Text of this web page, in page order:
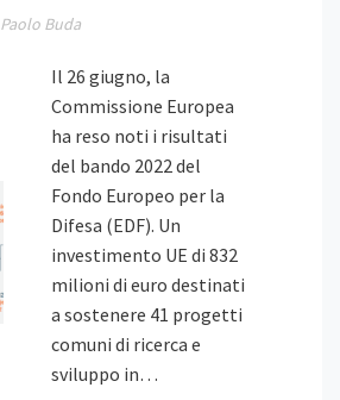
Paolo Buda
Il 26 giugno, la
Commissione Europea
ha reso noti i risultati
del bando 2022 del
Fondo Europeo per la
Difesa (EDF). Un
investimento UE di 832
milioni di euro destinati
a sostenere 41 progetti
comuni di ricerca e
sviluppo in…